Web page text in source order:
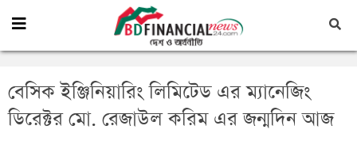
বেসিক ইঞ্জিনিয়ারিং লিমিটেড এর ম্যানেজিং
ডিরেক্টর মো. রেজাউল করিম এর জন্মদিন আজ